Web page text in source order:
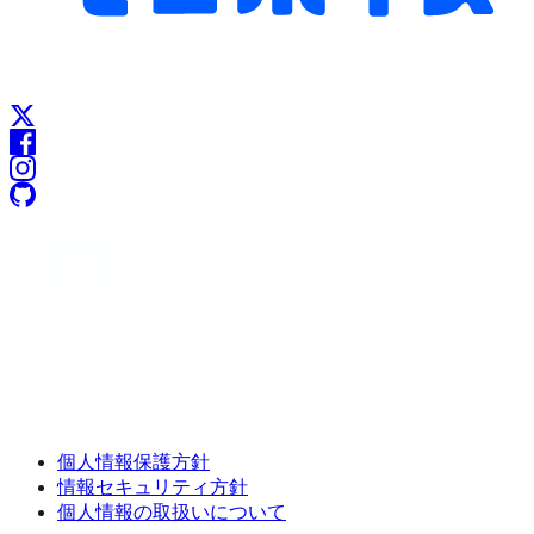
個人情報保護方針
情報セキュリティ方針
個人情報の取扱いについて